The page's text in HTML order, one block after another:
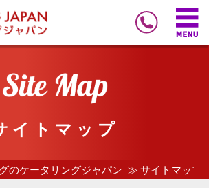
イトマップ
のケータリングジャパン サイトマップ